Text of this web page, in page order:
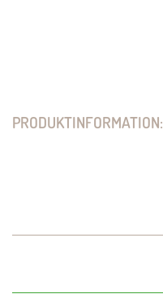
PRODUKTINFORMATION: